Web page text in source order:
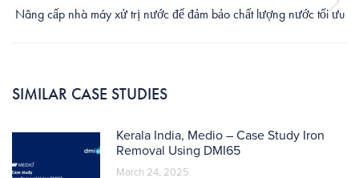
Next
Nâng cấp nhà máy xử trị nước để đảm bảo chất lượng nước tối ưu
SIMILAR CASE STUDIES
Kerala India, Medio – Case Study Iron
Removal Using DMI65
March 24, 2025